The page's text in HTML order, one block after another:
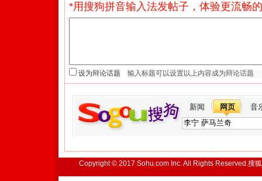
*用搜狗拼音输入法发帖子，体验更流畅
设为辩论话题
新闻 网页 音
Copyright © 2017 Sohu.com Inc. All Rights Reserved.搜